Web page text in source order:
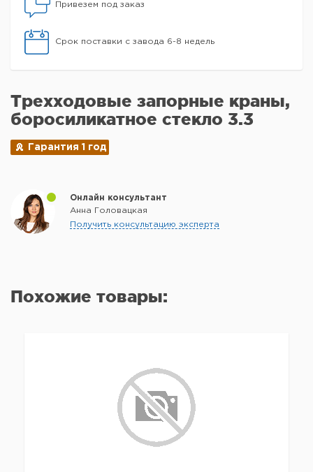
Привезем под заказ
Срок поставки с завода 6-8 недель
Трехходовые запорные краны,
боросиликатное стекло 3.3
Гарантия 1 год
Онлайн консультант
Анна Головацкая
Получить консультацию эксперта
Похожие товары: